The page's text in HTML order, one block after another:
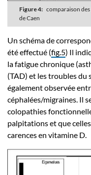
Figure 4: comparaison des
de Caen
Un schéma de
été effectué (fig.5) Il
la fatigue chronique
(TAD) et les troubles du
également observée
céphalées/migraines. Il
colopathies
palpitations et que
carences en vitamine D.